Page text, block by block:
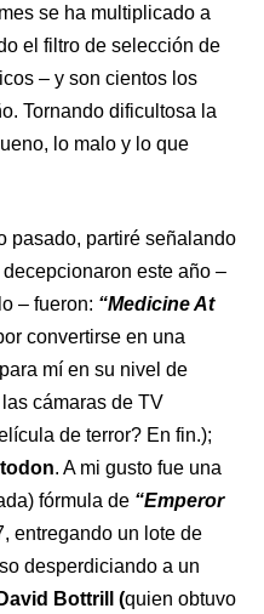
se ha multiplicado a
el filtro de selección de
– y son cientos los
Tornando dificultosa la
lo malo y lo que
pasado, partiré señalando
este año –
– fueron: “Medicine At
convertirse en una
mí en su nivel de
cámaras de TV
de terror? En fin.);
. A mi gusto fue una
fórmula de “Emperor
entregando un lote de
desperdiciando a un
David Bottrill (quien obtuvo